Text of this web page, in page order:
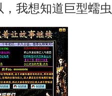
我想知道巨型蠕